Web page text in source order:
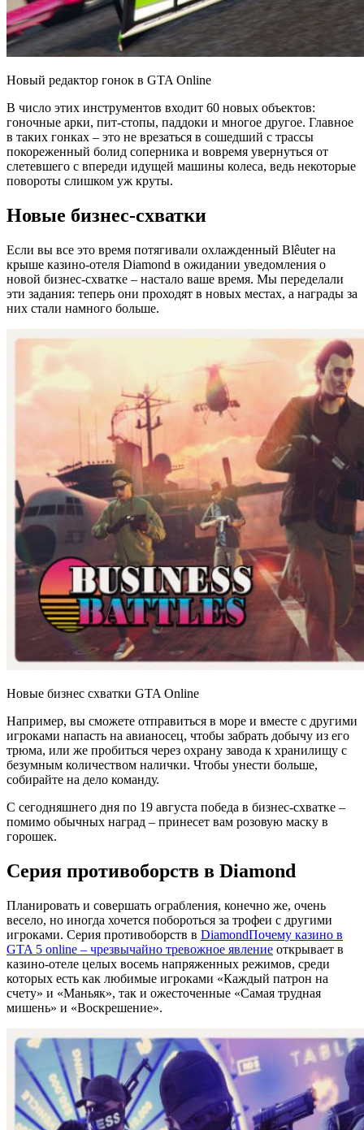
Новый редактор гонок в GTA Online
В число этих инструментов входит 60 новых объектов:
гоночные арки, пит-стопы, паддоки и многое другое. Главное
в таких гонках – это не врезаться в сошедший с трассы
покореженный болид соперника и вовремя увернуться от
слетевшего с впереди идущей машины колеса, ведь некоторые
повороты слишком уж круты.
Новые бизнес-схватки
Если вы все это время потягивали охлажденный Blêuter на
крыше казино-отеля Diamond в ожидании уведомления о
новой бизнес-схватке – настало ваше время. Мы переделали
эти задания: теперь они проходят в новых местах, а награды за
них стали намного больше.
Новые бизнес схватки GTA Online
Например, вы сможете отправиться в море и вместе с другими
игроками напасть на авианосец, чтобы забрать добычу из его
трюма, или же пробиться через охрану завода к хранилищу с
безумным количеством налички. Чтобы унести больше,
собирайте на дело команду.
С сегодняшнего дня по 19 августа победа в бизнес-схватке –
помимо обычных наград – принесет вам розовую маску в
горошек.
Серия противоборств в Diamond
Планировать и совершать ограбления, конечно же, очень
весело, но иногда хочется побороться за трофеи с другими
игроками. Серия противоборств в DiamondПочему казино в
GTA 5 online – чрезвычайно тревожное явление открывает в
казино-отеле целых восемь напряженных режимов, среди
которых есть как любимые игроками «Каждый патрон на
счету» и «Маньяк», так и ожесточенные «Самая трудная
мишень» и «Воскрешение».